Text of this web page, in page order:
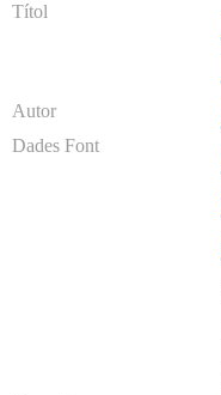
Títol
Autor
Dades Font